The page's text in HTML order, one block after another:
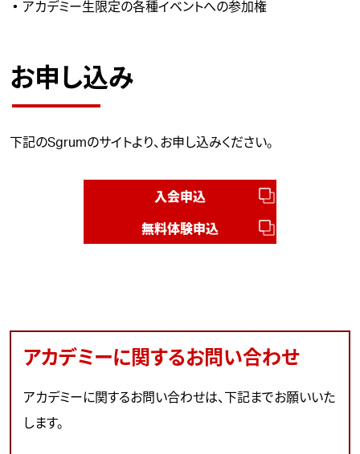
アカデミー生限定の各種イベントへの参加権
お申し込み
下記のSgrumのサイトより、お申し込みください。
入会申込
無料体験申込
アカデミーに関するお問い合わせ
アカデミーに関するお問い合わせは、下記までお願いいた
します。